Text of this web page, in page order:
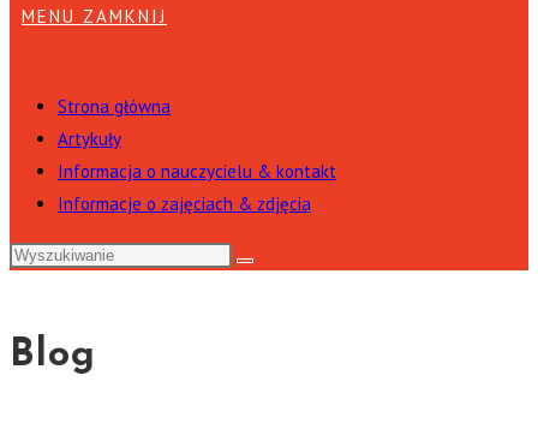
MENU ZAMKNIJ
Strona główna
Artykuły
Informacja o nauczycielu & kontakt
Informacje o zajęciach & zdjęcia
Blog